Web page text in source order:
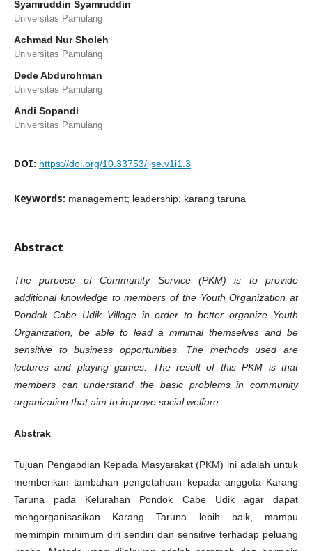
Syamruddin Syamruddin
Universitas Pamulang
Achmad Nur Sholeh
Universitas Pamulang
Dede Abdurohman
Universitas Pamulang
Andi Sopandi
Universitas Pamulang
DOI: https://doi.org/10.33753/ijse.v1i1.3
Keywords: management; leadership; karang taruna
Abstract
The purpose of Community Service (PKM) is to provide
additional knowledge to members of the Youth Organization at
Pondok Cabe Udik Village in order to better organize Youth
Organization, be able to lead a minimal themselves and be
sensitive to business opportunities. The methods used are
lectures and playing games. The result of this PKM is that
members can understand the basic problems in community
organization that aim to improve social welfare.
Abstrak
Tujuan Pengabdian Kepada Masyarakat (PKM) ini adalah untuk
memberikan tambahan pengetahuan kepada anggota Karang
Taruna pada Kelurahan Pondok Cabe Udik agar dapat
mengorganisasikan Karang Taruna lebih baik, mampu
memimpin minimum diri sendiri dan sensitive terhadap peluang